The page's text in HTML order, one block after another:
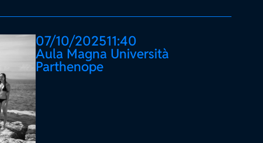
07/10/202511:40
Aula Magna Università
Parthenope